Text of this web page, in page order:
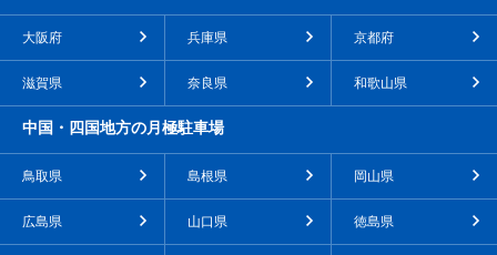
大阪府 兵庫県 京都府
滋賀県 奈良県 和歌山県
中国・四国地方の月極駐車場
鳥取県 島根県 岡山県
広島県 山口県 徳島県